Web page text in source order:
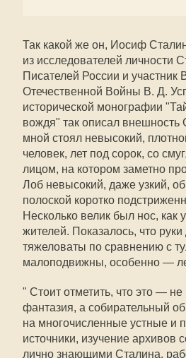
Так какой же он, Иосиф
из исследователей личности
Писателей России и участник
Отечественной Войны В. Д.
исторической монографии
вождя" так описал внешность
мной стоял невысокий,
человек, лет под сорок, со
лицом, на котором заметно
Лоб невысокий, даже узкий,
полоской коротко
Несколько велик был нос, как
жителей. Показалось, что
тяжеловаты по сравнению с
малоподвижны, особенно —
" Стоит отметить, что это — не
фантазия, а собирательный
на многочисленные устные и
источники, изучение архивов
лично знающими Сталина,